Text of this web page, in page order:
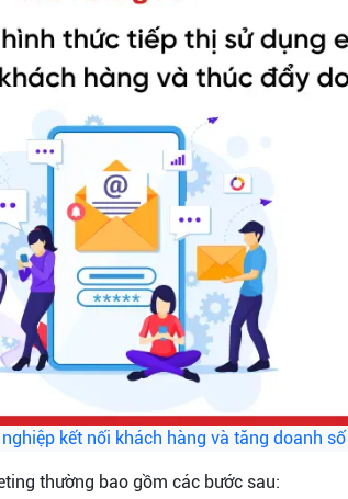
kết nối khách hàng và tăng doanh
thường bao gồm các bước sau: